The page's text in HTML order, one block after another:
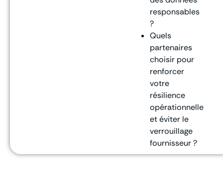
responsables
?
Quels
partenaires
choisir pour
renforcer
votre
résilience
opérationnelle
et éviter le
verrouillage
fournisseur ?